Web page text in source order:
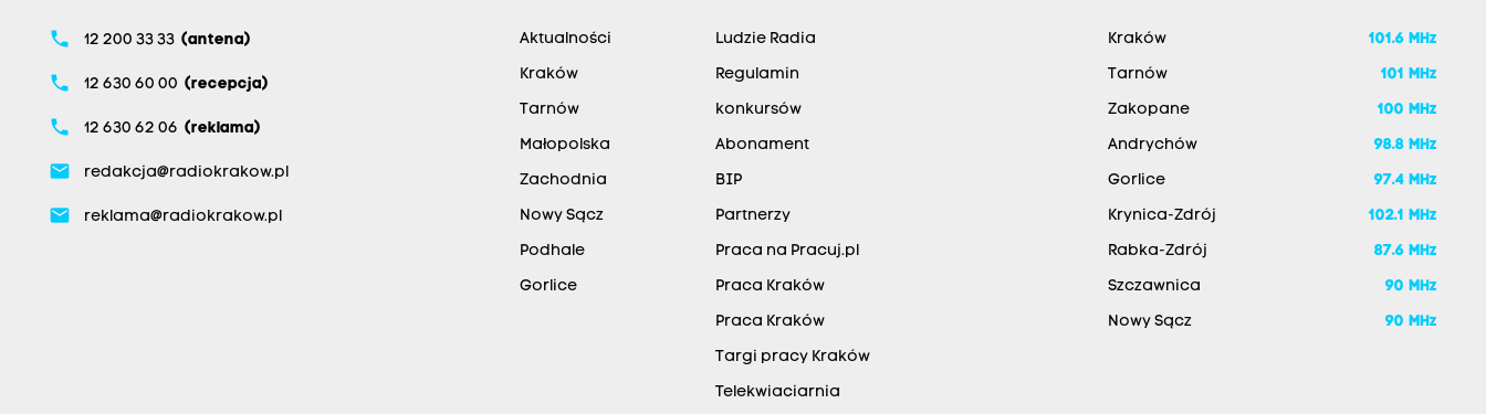
phone 12 200 33 33 (antena)
phone 12 630 60 00 (recepcja)
phone 12 630 62 06 (reklama)
email redakcja@radiokrakow.pl
email reklama@radiokrakow.pl
Aktualności
Kraków
Tarnów
Małopolska
Zachodnia
Nowy Sącz
Podhale
Gorlice
Ludzie Radia
Regulamin
konkursów
Abonament
BIP
Partnerzy
Praca na Pracuj.pl
Praca Kraków
Praca Kraków
Targi pracy Kraków
Telekwiaciarnia
Kraków 101.6 MHz
Tarnów 101 MHz
Zakopane 100 MHz
Andrychów 98.8 MHz
Gorlice 97.4 MHz
Krynica-Zdrój 102.1 MHz
Rabka-Zdrój 87.6 MHz
Szczawnica 90 MHz
Nowy Sącz 90 MHz